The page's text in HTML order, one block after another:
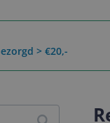
> €20,-